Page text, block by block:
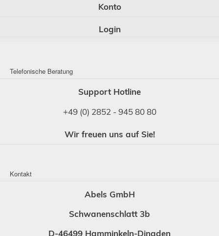
Konto
Login
Telefonische Beratung
Support Hotline
+49 (0) 2852 - 945 80 80
Wir freuen uns auf Sie!
Kontakt
Abels GmbH
Schwanenschlatt 3b
D-46499 Hamminkeln-Dingden